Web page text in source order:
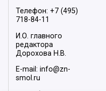
Телефон: +7 (495)
718-84-11
И.О. главного
редактора
Дорохова Н.В.
E-mail: info@zn-
smol.ru